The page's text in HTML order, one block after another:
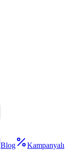
Blog
Kampanyalı